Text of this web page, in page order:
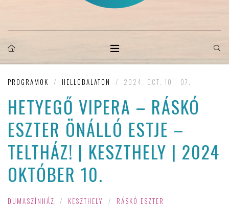
PROGRAMOK / HELLOBALATON / 2024. OCT. 10 - 07.
HETYEGŐ VIPERA – RÁSKÓ
ESZTER ÖNÁLLÓ ESTJE –
TELTHÁZ! | KESZTHELY | 2024
OKTÓBER 10.
DUMASZÍNHÁZ / KESZTHELY / RÁSKÓ ESZTER